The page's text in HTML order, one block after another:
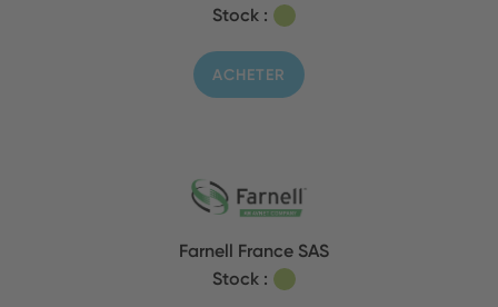
Stock :
ACHETER
Farnell France SAS
Stock :